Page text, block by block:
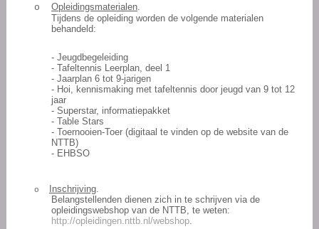
o Opleidingsmaterialen.
Tijdens de opleiding worden de volgende materialen
behandeld:
- Jeugdbegeleiding
- Tafeltennis Leerplan, deel 1
- Jaarplan 6 tot 9-jarigen
- Hoi, kennismaking met tafeltennis door jeugd van 9 tot 12
jaar
- Superstar, informatiepakket
- Table Stars
- Toernooien-Toer (digitaal te vinden op de website van de
NTTB)
- EHBSO
o Inschrijving.
Belangstellenden dienen zich in te schrijven via de
opleidingswebshop van de NTTB, te weten:
http://opleidingen.nttb.nl/webshop.